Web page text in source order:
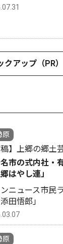
クアップ（PR
原
稿】上郷の郷土
市の式内社・
郷はやし連」
ニュース市民
田悟郎」
原